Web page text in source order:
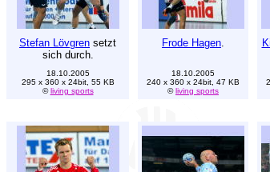
Stefan Lövgren setzt
sich durch.
Frode Hagen.
18.10.2005
295 x 360 x 24bit, 55 KB
©living sports
18.10.2005
240 x 360 x 24bit, 47 KB
©living sports